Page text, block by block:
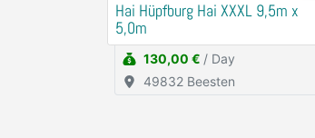
Hai Hüpfburg Hai XXXL 9,5m x
5,0m
130,00 € / Day
49832 Beesten